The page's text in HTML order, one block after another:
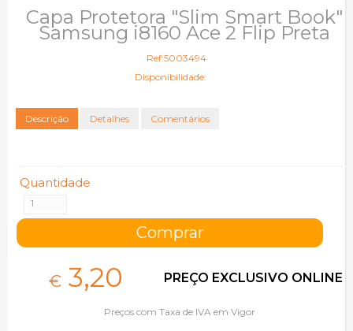
Capa Protetora "Slim Smart Book"
Samsung i8160 Ace 2 Flip Preta
Ref:5003494
Disponibilidade:
Descrição Detalhes Comentários
Quantidade
€ 3,20 PREÇO EXCLUSIVO ONLINE
Preços com Taxa de IVA em Vigor